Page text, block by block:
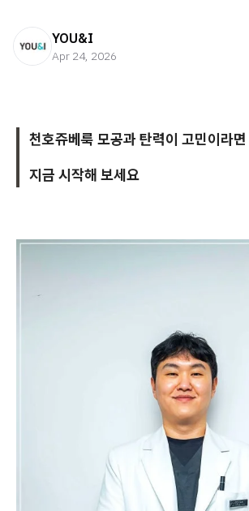
YOU&I
Apr 24, 2026
천호쥬베룩 모공과 탄력이 고민이라면
지금 시작해 보세요